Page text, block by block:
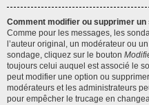
Comment modifier ou supprimer un
Comme pour les messages, les
l’auteur original, un modérateur ou
sondage, cliquez sur le bouton
toujours celui auquel est associé le
peut modifier une option ou
modérateurs et les administrateurs
pour empêcher le trucage en